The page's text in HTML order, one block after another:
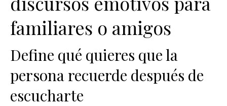
familiares o amigos
Define qué quieres que la
persona recuerde después de
escucharte